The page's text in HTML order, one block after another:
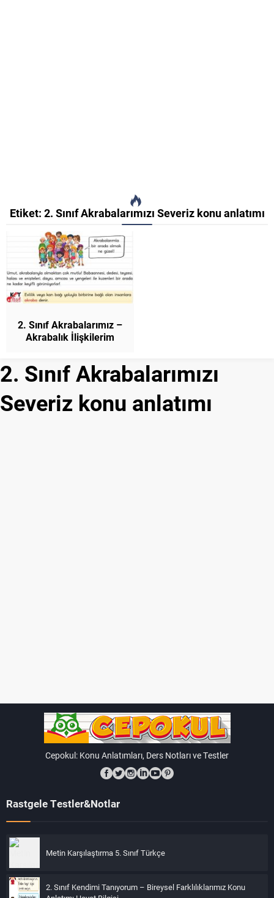
Etiket: 2. Sınıf Akrabalarımızı Severiz konu anlatımı
2. Sınıf Akrabalarımız –
Akrabalık İlişkilerim
2. Sınıf Akrabalarımızı
Severiz konu anlatımı
Cepokul: Konu Anlatımları, Ders Notları ve Testler
Rastgele Testler&Notlar
Metin Karşılaştırma 5. Sınıf Türkçe
2. Sınıf Kendimi Tanıyorum – Bireysel Farklılıklarımız Konu